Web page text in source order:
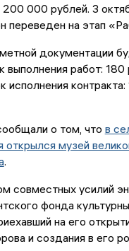
000 рублей. 3
переведен на этап
документации
работ: 180
исполнения
о том, что в
музей
.
совместных усилий
фонда
на его
и создания в его